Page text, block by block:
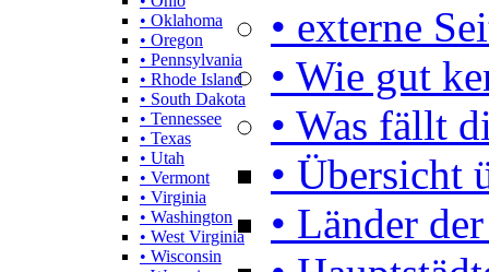
• Oklahoma
• Oregon
• Pennsylvania
• Rhode Island
• South Dakota
• Tennessee
• Texas
• Utah
• Vermont
• Virginia
• Washington
• West Virginia
• Wisconsin
• externe
• Wie gut
• Was fällt
• Übersicht
• Länder